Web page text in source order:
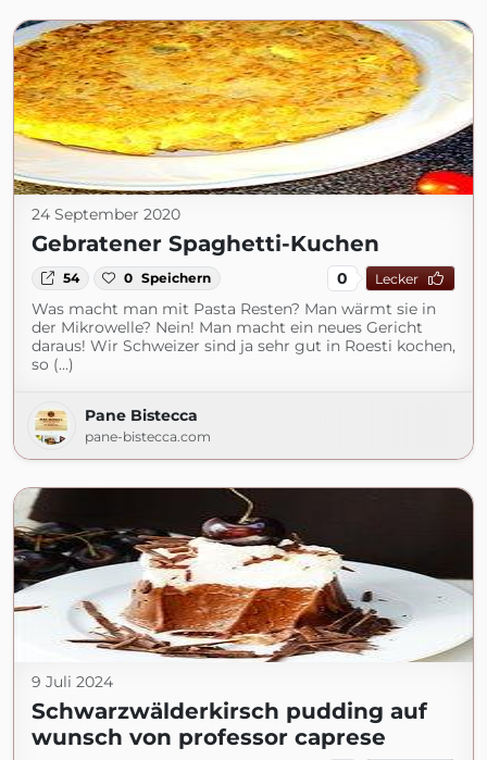
24 September 2020
Gebratener Spaghetti-Kuchen
54 0 Speichern 0 Lecker
Was macht man mit Pasta Resten? Man wärmt sie in
der Mikrowelle? Nein! Man macht ein neues Gericht
daraus! Wir Schweizer sind ja sehr gut in Roesti kochen,
so (...)
Pane Bistecca
pane-bistecca.com
9 Juli 2024
Schwarzwälderkirsch pudding auf
wunsch von professor caprese